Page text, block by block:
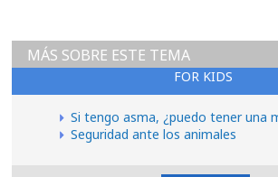
FOR KIDS
MÁS SOBRE ESTE TEMA
Si tengo asma, ¿puedo tener una
Seguridad ante los animales